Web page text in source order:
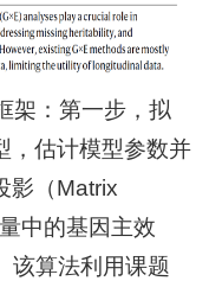
架：第一步，拟
，估计模型参数并
影（Matrix
中的基因主效
该算法利用课题